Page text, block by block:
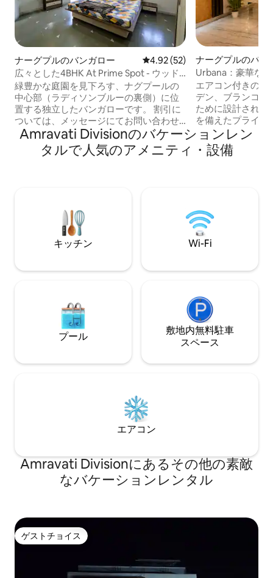
ナーグプルのバンガロー レビュー52件、5つ星中4.92つ
4.92 (52)
広々とした4BHK At Prime Spot - ウッド
クレストバンガロー
緑豊かな庭園を見下ろす、ナグプールの
中心部（ラディソンブルーの裏側）に位
置する独立したバンガローです。 割引に
ついては、メッセージにてお問い合わせ
ください。 イベント（結婚式を含む）や
パーティーは固く禁じられています。 -
ファンや照明などの必需品用のバックア
少の騒音が発生する場合があります。 -
予約時にご連絡いただいた場合、宿泊施
設内に小型ペット1匹を同伴することが可
ナーグプルのバン
Urbana：豪華な
ンガロー、パーゴ
エアコン付きの寝
デン、ブランコ、
ために設計された
を備えたプライベ
バンガロー。 Airbnbスーパーホストで、
ゲストのレビュ
イス」❤️。快適さ
ドの近くに位置し
院、レストランへ
閑静な住宅街をお
Amravati Divisionのバケーションレン
タルで人気のアメニティ・設備
キッチン Wi-Fi
プール
敷地内無料駐⁠車
ス⁠ペ⁠ー⁠ス
エアコン
Amravati Divisionにあるその他の素敵
なバケーションレンタル
ゲストチョイス
ゲストチョイス